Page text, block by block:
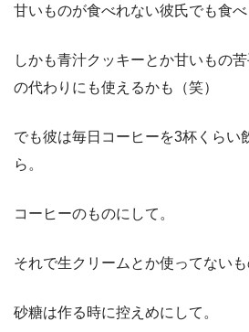
甘いものが食べれない彼氏でも食べ
しかも青汁クッキーとか甘いもの
の代わりにも使えるかも（笑）
でも彼は毎日コーヒーを3杯くらい
ら。
コーヒーのものにして。
それで生クリームとか使ってないも
砂糖は作る時に控えめにして。